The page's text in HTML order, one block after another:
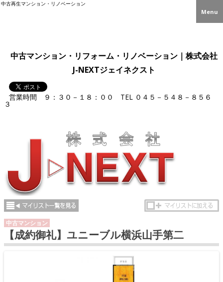
中古マンション・リフォーム・リノベーション｜株式会社
J-NEXTジェイネクスト
中古再生マンション・リノベーション
営業時間 ９：３０－１８：００ TEL ０４５－５４８－８５６
３
Menu
中古マンション
【成約御礼】ユニーブル横浜山手第二